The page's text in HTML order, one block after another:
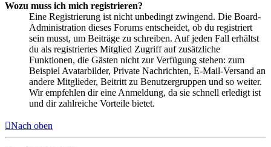
Wozu muss ich mich registrieren?
Eine Registrierung ist nicht unbedingt zwingend. Die Board-
Administration dieses Forums entscheidet, ob du registriert
sein musst, um Beiträge zu schreiben. Auf jeden Fall erhältst
du als registriertes Mitglied Zugriff auf zusätzliche
Funktionen, die Gästen nicht zur Verfügung stehen: zum
Beispiel Avatarbilder, Private Nachrichten, E-Mail-Versand an
andere Mitglieder, Beitritt zu Benutzergruppen und so weiter.
Wir empfehlen dir eine Anmeldung, da sie schnell erledigt ist
und dir zahlreiche Vorteile bietet.
Nach oben